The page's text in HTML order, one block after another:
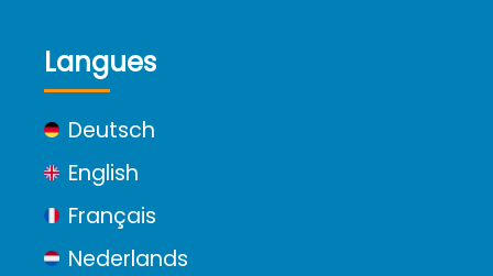
Langues
Deutsch
English
Français
Nederlands